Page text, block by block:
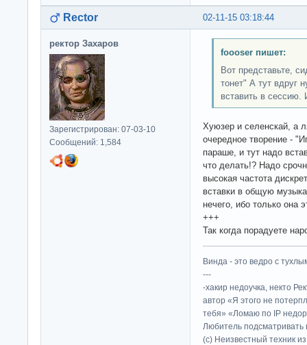
02-11-15 03:18:44
Rector
ректор Захаров
Зарегистрирован: 07-03-10
Сообщений: 1,584
foooser пишет:
Вот представьте,
тонет" А тут вдруг
вставить в сессию.
Хуюзер и селенскай, а
очередное творение -
параше, и тут надо
что делать!? Надо
высокая частота
вставки в общую
нечего, ибо только она
+++
Так когда порадуете
Винда - это ведро с
---
-хакир недоучка, некто
автор «Я этого не
тебя» «Ломаю по IP
Любитель подсматривать
(c) Неизвестный техник